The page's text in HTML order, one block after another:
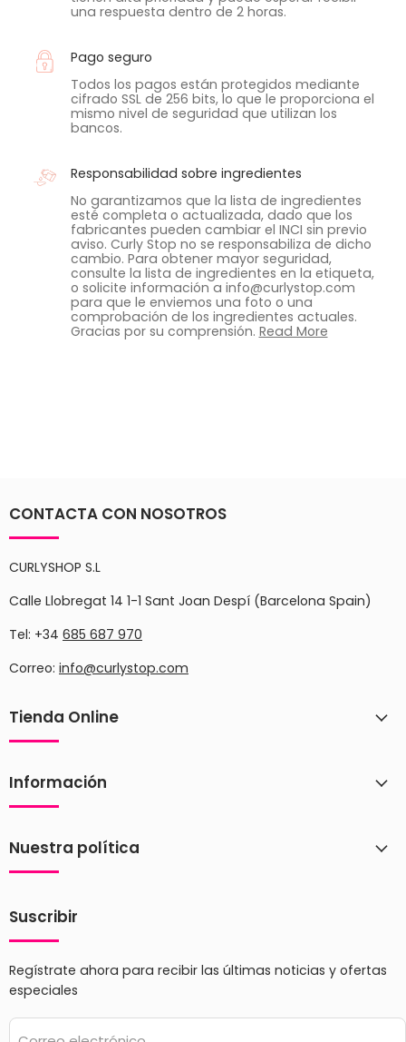
una respuesta dentro de 2 horas.
Pago seguro
Todos los pagos están protegidos mediante
cifrado SSL de 256 bits, lo que le proporciona el
mismo nivel de seguridad que utilizan los
bancos.
Responsabilidad sobre ingredientes
No garantizamos que la lista de ingredientes
esté completa o actualizada, dado que los
fabricantes pueden cambiar el INCI sin previo
aviso. Curly Stop no se responsabiliza de dicho
cambio. Para obtener mayor seguridad,
consulte la lista de ingredientes en la etiqueta,
o solicite información a info@curlystop.com
para que le enviemos una foto o una
comprobación de los ingredientes actuales.
Gracias por su comprensión. Read More
CONTACTA CON NOSOTROS
CURLYSHOP S.L
Calle Llobregat 14 1-1 Sant Joan Despí (Barcelona Spain)
Tel: +34 685 687 970
Correo: info@curlystop.com
Tienda Online
Información
Nuestra política
Suscribir
Regístrate ahora para recibir las últimas noticias y ofertas
especiales